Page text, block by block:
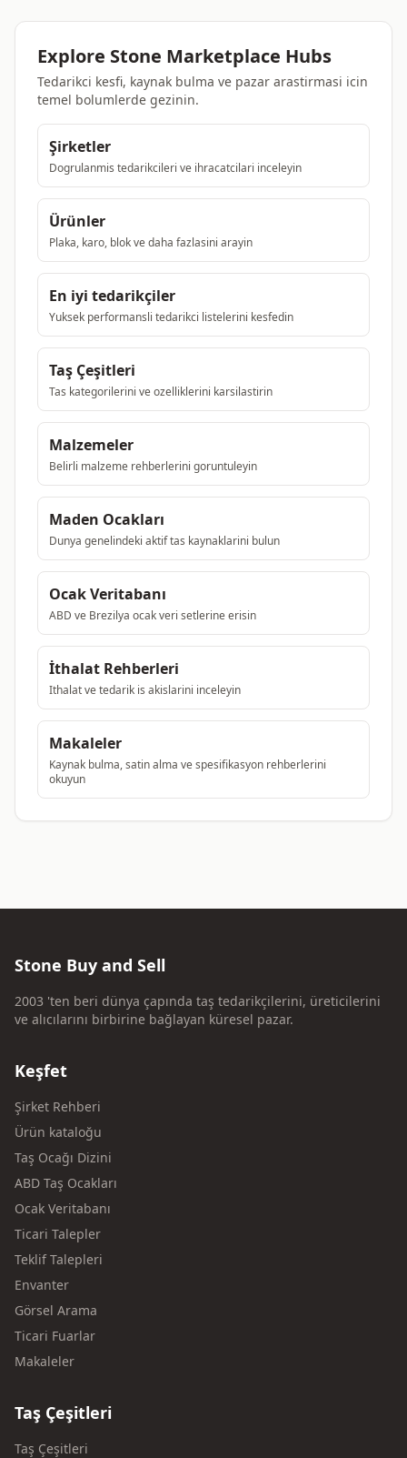
Explore Stone Marketplace Hubs
Tedarikci kesfi, kaynak bulma ve pazar arastirmasi icin
temel bolumlerde gezinin.
Şirketler
Dogrulanmis tedarikcileri ve ihracatcilari inceleyin
Ürünler
Plaka, karo, blok ve daha fazlasini arayin
En iyi tedarikçiler
Yuksek performansli tedarikci listelerini kesfedin
Taş Çeşitleri
Tas kategorilerini ve ozelliklerini karsilastirin
Malzemeler
Belirli malzeme rehberlerini goruntuleyin
Maden Ocakları
Dunya genelindeki aktif tas kaynaklarini bulun
Ocak Veritabanı
ABD ve Brezilya ocak veri setlerine erisin
İthalat Rehberleri
Ithalat ve tedarik is akislarini inceleyin
Makaleler
Kaynak bulma, satin alma ve spesifikasyon rehberlerini
okuyun
Stone Buy and Sell
2003 'ten beri dünya çapında taş tedarikçilerini, üreticilerini
ve alıcılarını birbirine bağlayan küresel pazar.
Keşfet
Şirket Rehberi
Ürün kataloğu
Taş Ocağı Dizini
ABD Taş Ocakları
Ocak Veritabanı
Ticari Talepler
Teklif Talepleri
Envanter
Görsel Arama
Ticari Fuarlar
Makaleler
Taş Çeşitleri
Taş Çeşitleri